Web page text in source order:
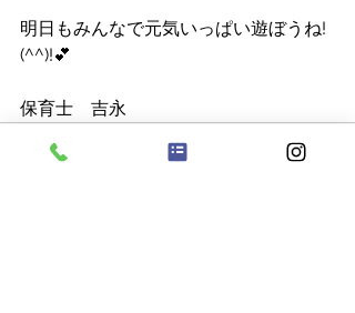
明日もみんなで元気いっぱい遊ぼうね!
(^^)!💕
保育士　吉永